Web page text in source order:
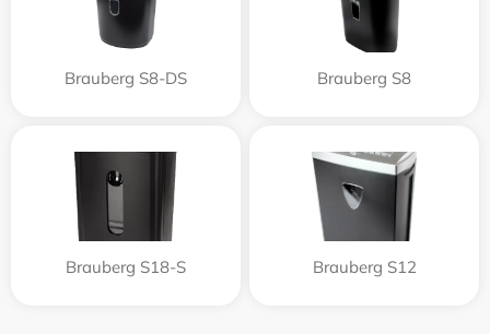
Brauberg S8-DS Brauberg S8
Brauberg S18-S Brauberg S12